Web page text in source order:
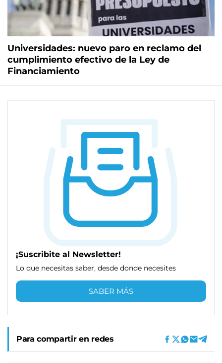
Universidades: nuevo paro en reclamo del
cumplimiento efectivo de la Ley de
Financiamiento
¡Suscribite al Newsletter!
Lo que necesitas saber, desde donde necesites
SABER MÁS
Para compartir en redes